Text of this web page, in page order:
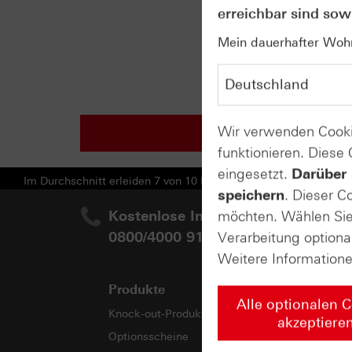
Im Durchschnitt erleiden 7 von 10 Kleinanlegern Verluste
Kostenlose Infoline:
0800/4000 910
Produkte
Knock-out-Produkte
Optionsscheine
erreichbar sind
Mein dauerhafter
Wir verwenden
funktionieren. Diese
eingesetzt.
speichern. Dieser
möchten. Wählen
Verarbeitung
Weitere
Alle optionalen